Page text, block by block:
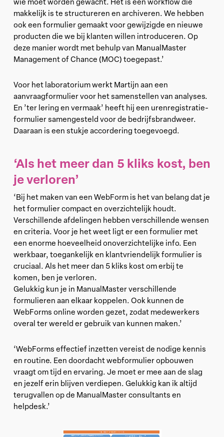
makkelijk is te structureren en archiveren. We hebben
ook een formulier gemaakt voor gewijzigde en nieuwe
producten die we bij klanten willen introduceren. Op
deze manier wordt met behulp van ManualMaster
Management of Chance (MOC) toegepast.’
Voor het laboratorium werkt Martijn aan een
aanvraagformulier voor het samenstellen van analyses.
En ’ter lering en vermaak’ heeft hij een urenregistratie-
formulier samengesteld voor de bedrijfsbrandweer.
Daaraan is een stukje accordering toegevoegd.
‘Als het meer dan 5 kliks kost, ben
je verloren’
‘Bij het maken van een WebForm is het van belang dat je
het formulier compact en overzichtelijk houdt.
Verschillende afdelingen hebben verschillende wensen
en criteria. Voor je het weet ligt er een formulier met
een enorme hoeveelheid onoverzichtelijke info. Een
werkbaar, toegankelijk en klantvriendelijk formulier is
cruciaal. Als het meer dan 5 kliks kost om erbij te
komen, ben je verloren.
Gelukkig kun je in ManualMaster verschillende
formulieren aan elkaar koppelen. Ook kunnen de
WebForms online worden gezet, zodat medewerkers
overal ter wereld er gebruik van kunnen maken.’
‘WebForms effectief inzetten vereist de nodige kennis
en routine. Een doordacht webformulier opbouwen
vraagt om tijd en ervaring. Je moet er mee aan de slag
en jezelf erin blijven verdiepen. Gelukkig kan ik altijd
terugvallen op de ManualMaster consultants en
helpdesk.’